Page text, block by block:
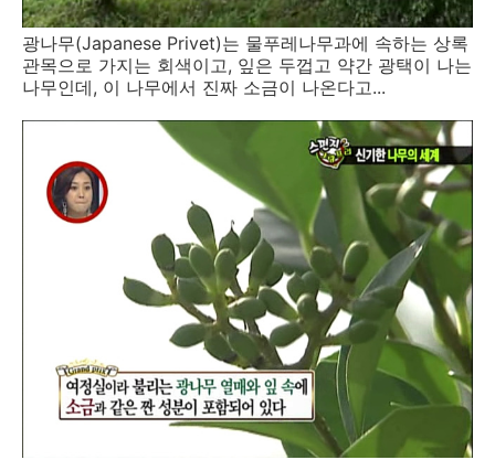
광나무(Japanese Privet)는 물푸레나무과에 속하는 상록
관목으로 가지는 회색이고, 잎은 두껍고 약간 광택이 나는
나무인데, 이 나무에서 진짜 소금이 나온다고...